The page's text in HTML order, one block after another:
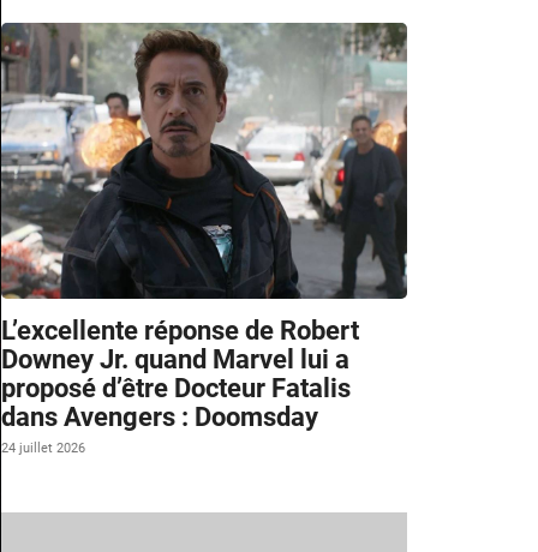
L’excellente réponse de Robert
Downey Jr. quand Marvel lui a
proposé d’être Docteur Fatalis
dans Avengers : Doomsday
24 juillet 2026